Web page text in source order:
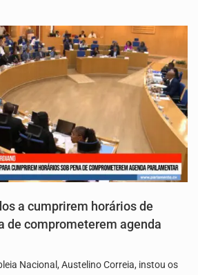
a cumprirem horários de
de comprometerem agenda
Nacional, Austelino Correia, instou os